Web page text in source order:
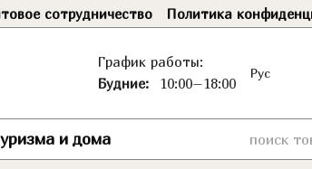
сотрудничество
Политика
График работы:
Будние:
10:00–18:00
Рус
и дома